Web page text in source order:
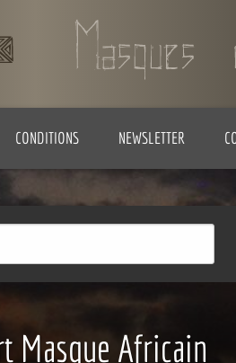
CONDITIONS NEWSLETTER
Masque Africain